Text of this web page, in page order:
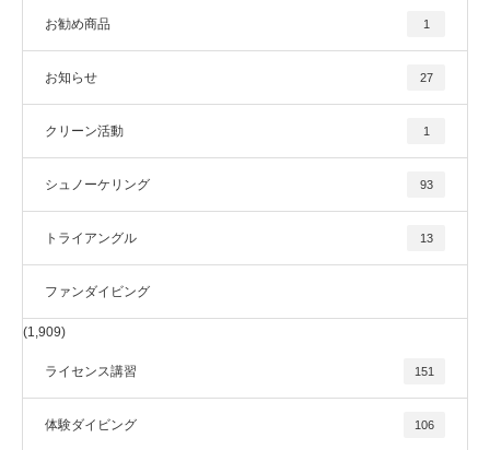
お勧め商品 1
お知らせ 27
クリーン活動 1
シュノーケリング 93
トライアングル 13
ファンダイビング
(1,909)
ライセンス講習 151
体験ダイビング 106